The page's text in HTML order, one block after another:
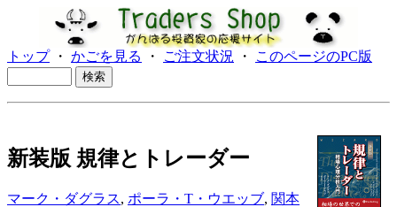
トップ・ かごを見る ・ ご注文状況 ・ このページのPC版
新装版 規律とトレーダー
マーク・ダグラス, ポーラ・T・ウエッブ, 関本